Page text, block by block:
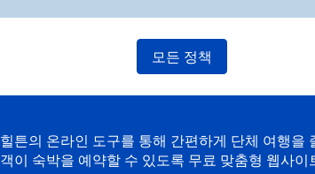
모든 정책
힐튼의 온라인 도구를 통해 간편하게 단체 여행을
객이 숙박을 예약할 수 있도록 무료 맞춤형 웹사이